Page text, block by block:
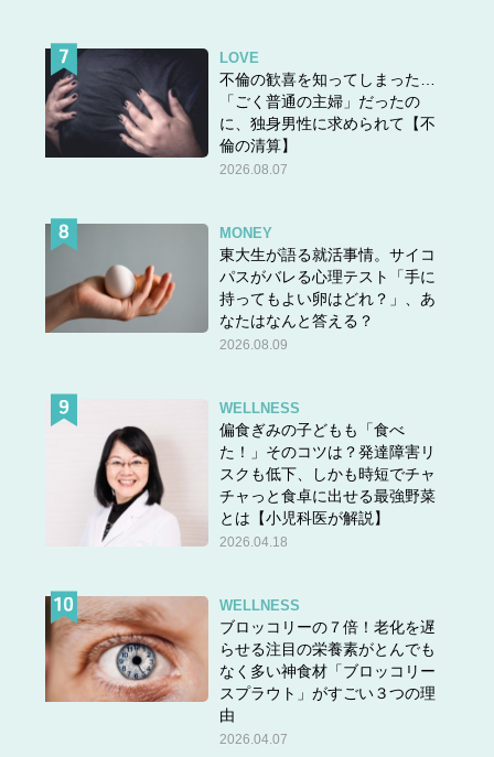
LOVE
不倫の歓喜を知ってしまった…
「ごく普通の主婦」だったの
に、独身男性に求められて【不
倫の清算】
2026.08.07
MONEY
東大生が語る就活事情。サイコ
パスがバレる心理テスト「手に
持ってもよい卵はどれ？」、あ
なたはなんと答える？
2026.08.09
WELLNESS
偏食ぎみの子どもも「食べ
た！」そのコツは？発達障害リ
スクも低下、しかも時短でチャ
チャっと食卓に出せる最強野菜
とは【小児科医が解説】
2026.04.18
WELLNESS
ブロッコリーの７倍！老化を遅
らせる注目の栄養素がとんでも
なく多い神食材「ブロッコリー
スプラウト」がすごい３つの理
由
2026.04.07